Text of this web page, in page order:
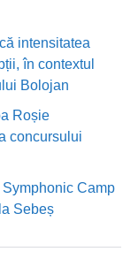
intensitatea
în contextul
Bolojan
Roșie
concursului
Camp
Sebeș